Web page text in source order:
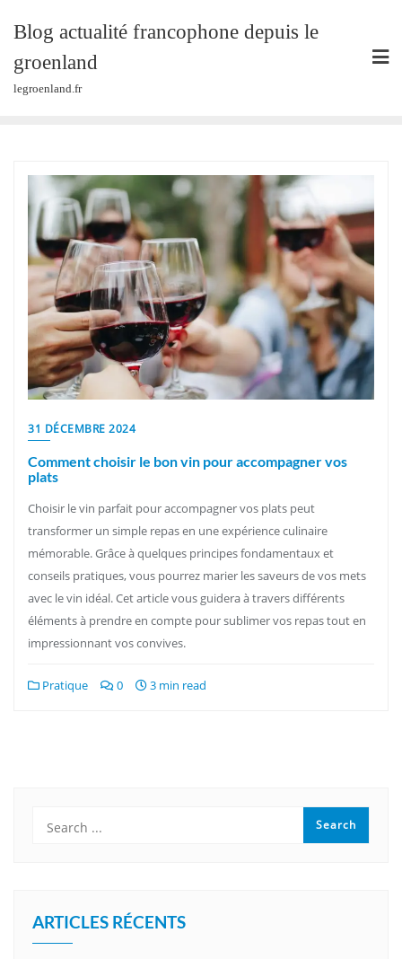
content
Blog actualité francophone depuis le
groenland
legroenland.fr
31 DÉCEMBRE 2024
Comment choisir le bon vin pour accompagner vos
plats
Choisir le vin parfait pour accompagner vos plats peut
transformer un simple repas en une expérience culinaire
mémorable. Grâce à quelques principes fondamentaux et
conseils pratiques, vous pourrez marier les saveurs de vos mets
avec le vin idéal. Cet article vous guidera à travers différents
éléments à prendre en compte pour sublimer vos repas tout en
impressionnant vos convives.
Pratique 0 3 min read
ARTICLES RÉCENTS